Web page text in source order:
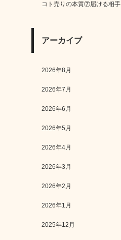
コト売りの本質⑦届ける相手
アーカイブ
2026年8月
2026年7月
2026年6月
2026年5月
2026年4月
2026年3月
2026年2月
2026年1月
2025年12月